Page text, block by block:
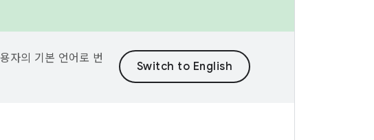
자의 기본 언어로 번